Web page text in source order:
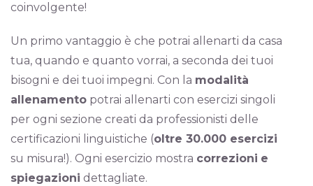
coinvolgente!
Un primo vantaggio è che potrai allenarti da casa
tua, quando e quanto vorrai, a seconda dei tuoi
bisogni e dei tuoi impegni. Con la modalità
allenamentopotrai allenarti con esercizi singoli
per ogni sezione creati da professionisti delle
certificazioni linguistiche (oltre 30.000 esercizi
su misura!). Ogni esercizio mostra correzioni e
spiegazioni dettagliate.